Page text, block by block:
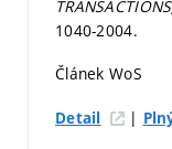
1040-2004.
Článek WoS
Detail |